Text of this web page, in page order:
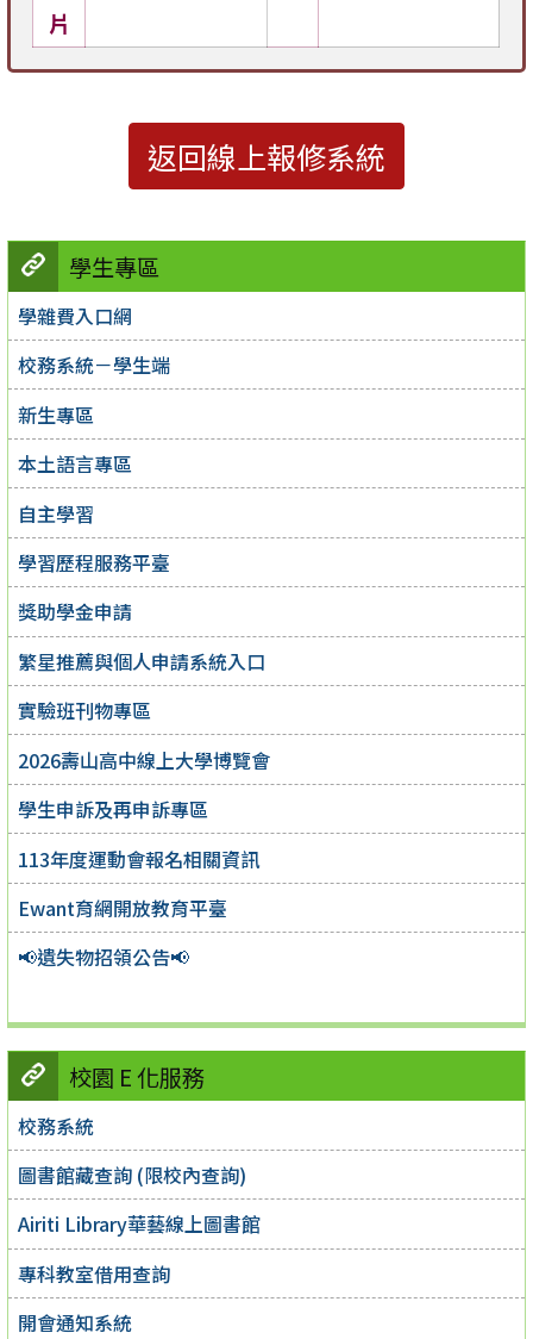
學生專區
學雜費入口網
校務系統－學生端
新生專區
本土語言專區
自主學習
學習歷程服務平臺
獎助學金申請
繁星推薦與個人申請系統入口
實驗班刊物專區
2026壽山高中線上大學博覽會
學生申訴及再申訴專區
113年度運動會報名相關資訊
Ewant育網開放教育平臺
📢遺失物招領公告📢
校園 E 化服務
校務系統
圖書館藏查詢 (限校內查詢)
Airiti Library華藝線上圖書館
專科教室借用查詢
開會通知系統
片
返回線上報修系統